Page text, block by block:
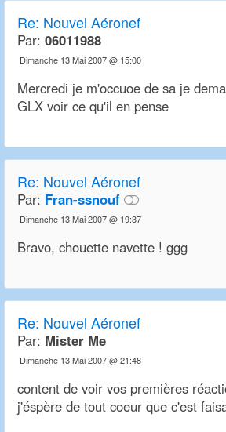
Re: Nouvel Aéronef
Par: 06011988
Dimanche 13 Mai 2007 @ 15:00
Mercredi je m'occuoe de sa je
GLX voir ce qu'il en pense
Re: Nouvel Aéronef
Par: Fran-ssnouf
Dimanche 13 Mai 2007 @ 19:37
Bravo, chouette navette ! ggg
Re: Nouvel Aéronef
Par: Mister Me
Dimanche 13 Mai 2007 @ 21:48
content de voir vos premières
j'éspère de tout coeur que c'est